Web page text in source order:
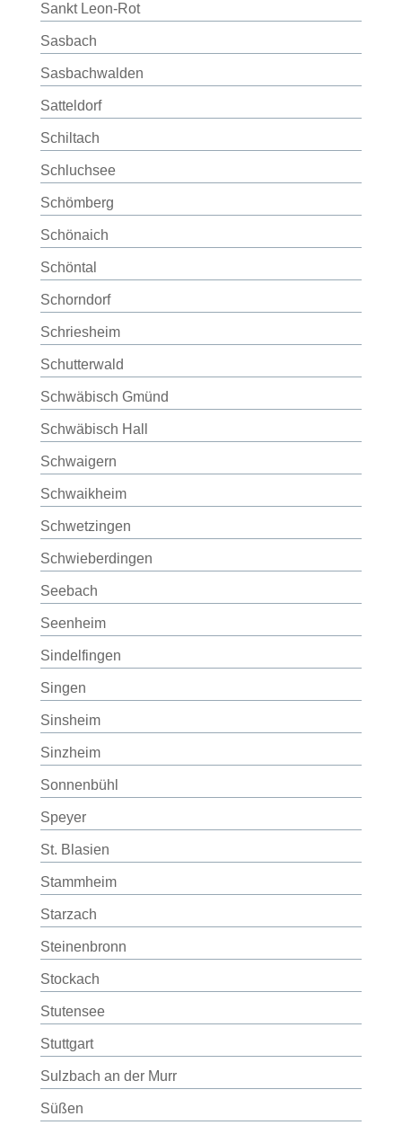
Sankt Leon-Rot
Sasbach
Sasbachwalden
Satteldorf
Schiltach
Schluchsee
Schömberg
Schönaich
Schöntal
Schorndorf
Schriesheim
Schutterwald
Schwäbisch Gmünd
Schwäbisch Hall
Schwaigern
Schwaikheim
Schwetzingen
Schwieberdingen
Seebach
Seenheim
Sindelfingen
Singen
Sinsheim
Sinzheim
Sonnenbühl
Speyer
St. Blasien
Stammheim
Starzach
Steinenbronn
Stockach
Stutensee
Stuttgart
Sulzbach an der Murr
Süßen